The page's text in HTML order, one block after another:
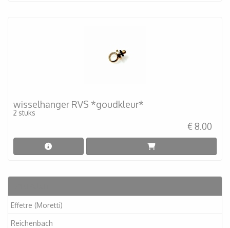
Effetre (Moretti)
Reichenbach
wisselhanger RVS *goudkleur*
2 stuks
€ 8.00